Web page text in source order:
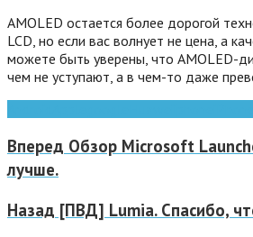
AMOLED остается более дорогой
LCD, но если вас волнует не цена, а
можете быть уверены, что AMOLED-
чем не уступают, а в чем-то даже
Вперед Обзор Microsoft
лучше.
Назад [ПВД] Lumia. Спасибо,